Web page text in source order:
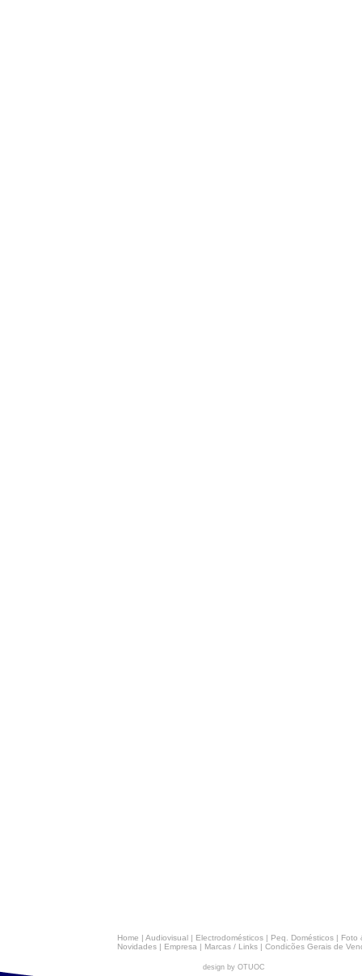
Home | Audiovisual | Electrodomésticos | Peq. Domésticos | Foto
Novidades | Empresa | Marcas / Links | Condicões Gerais de
design by OTUOC